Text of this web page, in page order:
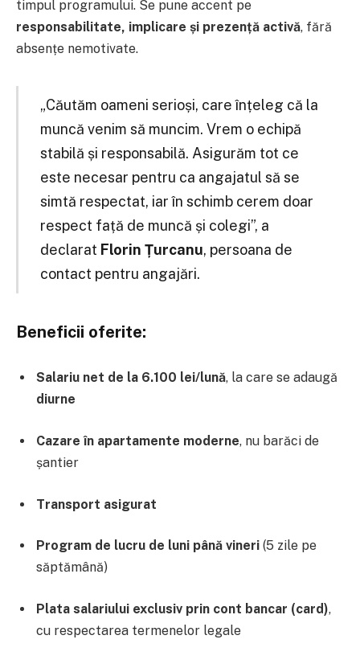
timpul programului. Se pune accent pe
responsabilitate, implicare și prezență activă, fără
absențe nemotivate.
„Căutăm oameni serioși, care înțeleg că la
muncă venim să muncim. Vrem o echipă
stabilă și responsabilă. Asigurăm tot ce
este necesar pentru ca angajatul să se
simtă respectat, iar în schimb cerem doar
respect față de muncă și colegi”, a
declarat Florin Țurcanu, persoana de
contact pentru angajări.
Beneficii oferite:
Salariu net de la 6.100 lei/lună, la care se adaugă
diurne
Cazare în apartamente moderne, nu barăci de
șantier
Transport asigurat
Program de lucru de luni până vineri (5 zile pe
săptămână)
Plata salariului exclusiv prin cont bancar (card),
cu respectarea termenelor legale